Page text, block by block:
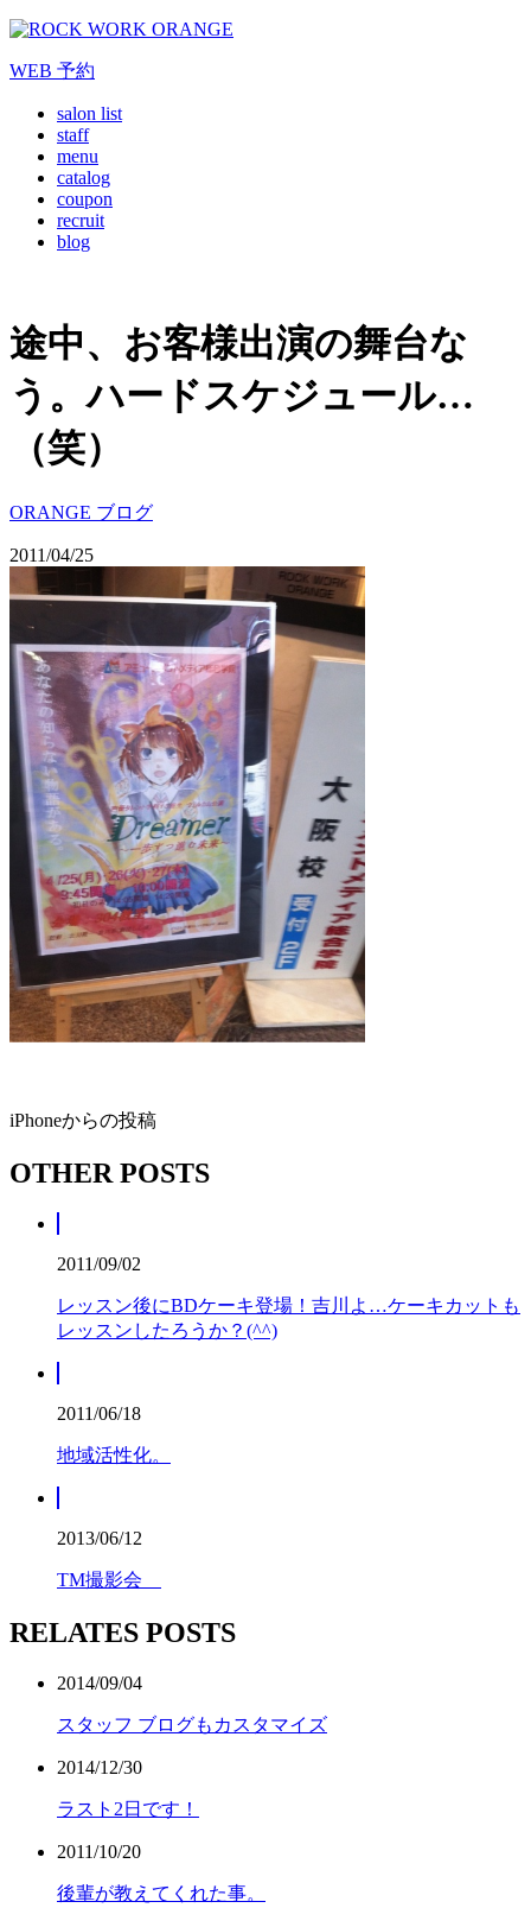
WEB 予約
salon list
staff
menu
catalog
coupon
recruit
blog
途中、お客様出演の舞台な
う。ハードスケジュール…
（笑）
ORANGE ブログ
2011/04/25
iPhoneからの投稿
OTHER POSTS
2011/09/02
レッスン後にBDケーキ登場！吉川よ…ケーキカットも
レッスンしたろうか？(^^)
2011/06/18
地域活性化。
2013/06/12
TM撮影会
RELATES POSTS
2014/09/04
スタッフ ブログもカスタマイズ
2014/12/30
ラスト2日です！
2011/10/20
後輩が教えてくれた事。